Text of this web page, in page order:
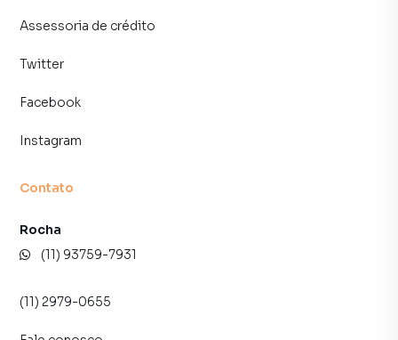
Assessoria de crédito
Twitter
Facebook
Instagram
Contato
Rocha
(11) 93759-7931
(11) 2979-0655